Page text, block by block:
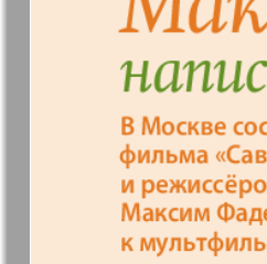
Афиша
Ваша газета
Вечное
сокровище